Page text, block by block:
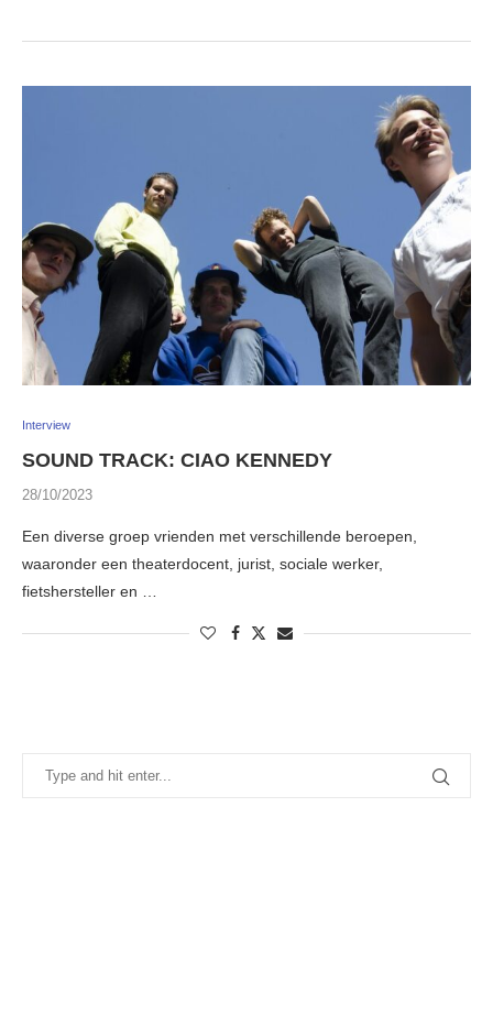
Interview
SOUND TRACK: CIAO KENNEDY
28/10/2023
Een diverse groep vrienden met verschillende beroepen,
waaronder een theaterdocent, jurist, sociale werker,
fietshersteller en …